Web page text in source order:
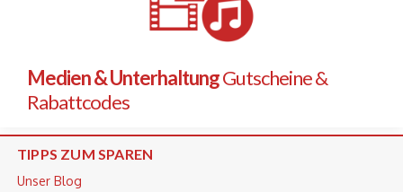
Medien & UnterhaltungGutscheine &
Rabattcodes
TIPPS ZUM SPAREN
Unser Blog